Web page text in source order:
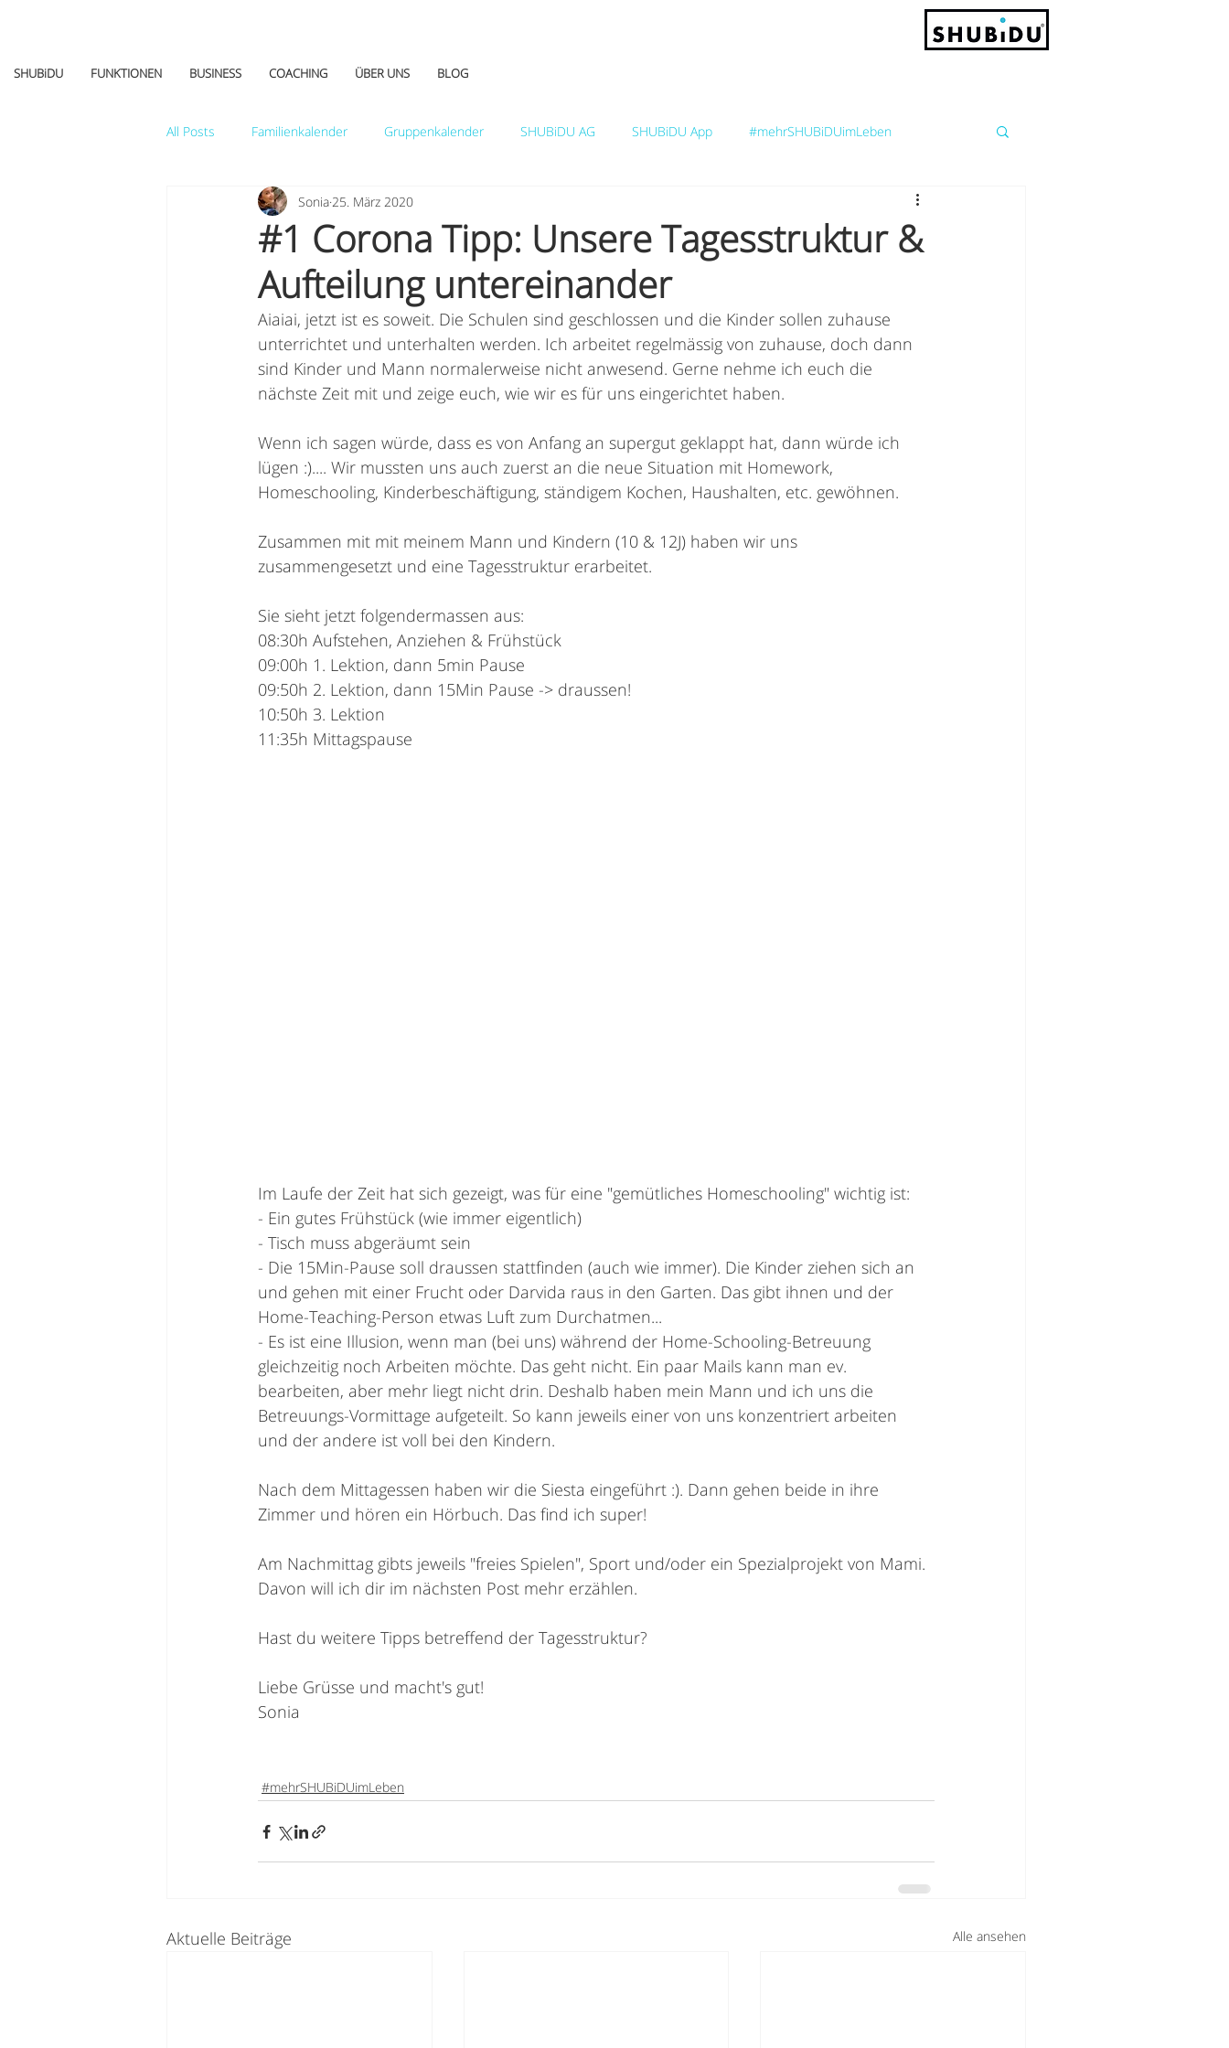
SHUBiDU FUNKTIONEN BUSINESS COACHING ÜBER UNS BLOG
All Posts Familienkalender Gruppenkalender SHUBiDU AG SHUBiDU App #mehrSHUBiDUimLeben
Tipps&Tricks
#1 Corona Tipp: Unsere Tagesstruktur &
Aufteilung untereinander
Sonia 25. März 2020
Aiaiai, jetzt ist es soweit. Die Schulen sind geschlossen und die Kinder sollen zuhause
unterrichtet und unterhalten werden. Ich arbeitet regelmässig von zuhause, doch dann
sind Kinder und Mann normalerweise nicht anwesend. Gerne nehme ich euch die
nächste Zeit mit und zeige euch, wie wir es für uns eingerichtet haben.
Wenn ich sagen würde, dass es von Anfang an supergut geklappt hat, dann würde ich
lügen :).... Wir mussten uns auch zuerst an die neue Situation mit Homework,
Homeschooling, Kinderbeschäftigung, ständigem Kochen, Haushalten, etc. gewöhnen.
Zusammen mit mit meinem Mann und Kindern (10 & 12J) haben wir uns
zusammengesetzt und eine Tagesstruktur erarbeitet.
Sie sieht jetzt folgendermassen aus:
08:30h Aufstehen, Anziehen & Frühstück
09:00h 1. Lektion, dann 5min Pause
09:50h 2. Lektion, dann 15Min Pause -> draussen!
10:50h 3. Lektion
11:35h Mittagspause
Im Laufe der Zeit hat sich gezeigt, was für eine "gemütliches Homeschooling" wichtig ist:
- Ein gutes Frühstück (wie immer eigentlich)
- Tisch muss abgeräumt sein
- Die 15Min-Pause soll draussen stattfinden (auch wie immer). Die Kinder ziehen sich an
und gehen mit einer Frucht oder Darvida raus in den Garten. Das gibt ihnen und der
Home-Teaching-Person etwas Luft zum Durchatmen...
- Es ist eine Illusion, wenn man (bei uns) während der Home-Schooling-Betreuung
gleichzeitig noch Arbeiten möchte. Das geht nicht. Ein paar Mails kann man ev.
bearbeiten, aber mehr liegt nicht drin. Deshalb haben mein Mann und ich uns die
Betreuungs-Vormittage aufgeteilt. So kann jeweils einer von uns konzentriert arbeiten
und der andere ist voll bei den Kindern.
Nach dem Mittagessen haben wir die Siesta eingeführt :). Dann gehen beide in ihre
Zimmer und hören ein Hörbuch. Das find ich super!
Am Nachmittag gibts jeweils "freies Spielen", Sport und/oder ein Spezialprojekt von Mami.
Davon will ich dir im nächsten Post mehr erzählen.
Hast du weitere Tipps betreffend der Tagesstruktur?
Liebe Grüsse und macht's gut!
Sonia
#mehrSHUBiDUimLeben
Aktuelle Beiträge Alle ansehen